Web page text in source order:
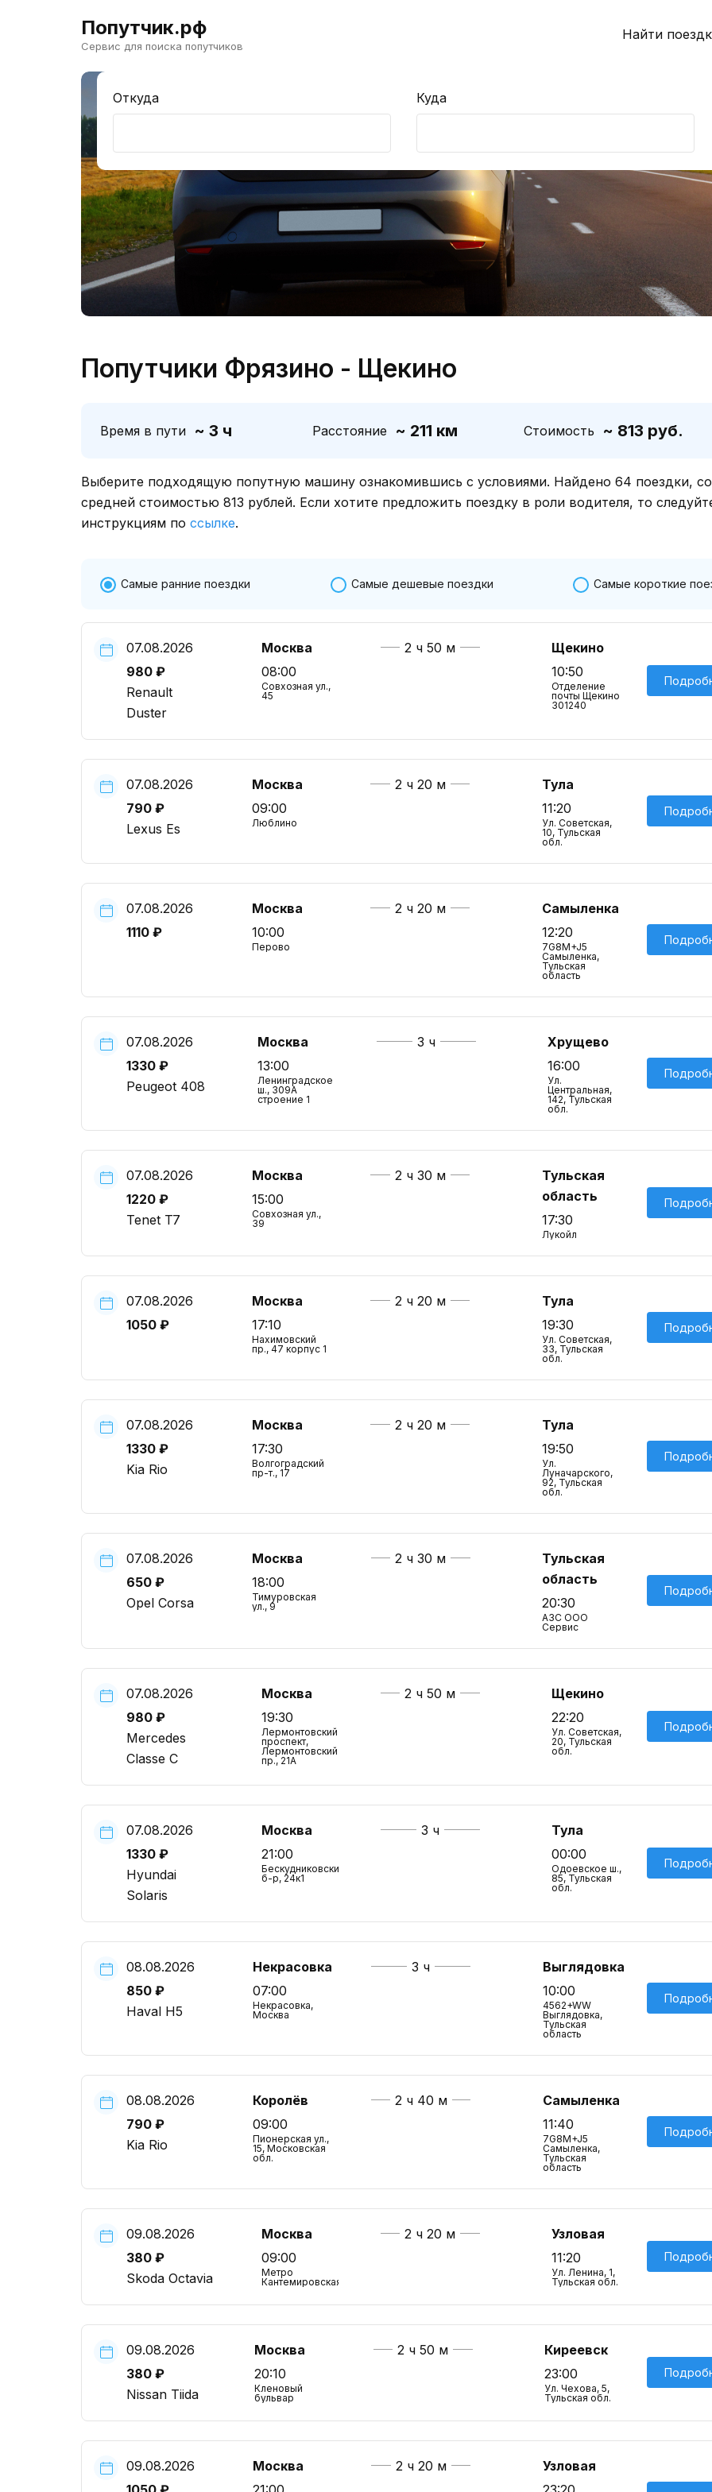
Попутчик.рф
Сервис для поиска попутчиков
Найти
Откуда Куда
Попутчики Фрязино - Щекино
Время в пути ~ 3 ч Расстояние ~ 211 км Стоимость ~ 813 руб.
Выберите подходящую попутную машину ознакомившись с условиями. Найдено 64 поездки, со
средней стоимостью 813 рублей. Если хотите предложить поездку в роли водителя, то
инструкциям по ссылке.
Самые ранние поездки Самые дешевые поездки Самые короткие
07.08.2026
980 ₽
Renault
Duster
Москва
08:00
Совхозная ул.,
45
2 ч 50 м
Щекино
10:50
Отделение
почты Щекино
301240
07.08.2026
790 ₽
Lexus Es
Москва
09:00
Люблино
2 ч 20 м
Тула
11:20
Ул. Советская,
10, Тульская
обл.
07.08.2026
1110 ₽
Москва
10:00
Перово
2 ч 20 м
Самыленка
12:20
7G8M+J5
Самыленка,
Тульская
область
07.08.2026
1330 ₽
Peugeot 408
Москва
13:00
Ленинградское
ш., 309А
строение 1
3 ч
Хрущево
16:00
Ул.
Центральная,
142, Тульская
обл.
07.08.2026
1220 ₽
Tenet T7
Москва
15:00
Совхозная ул.,
39
2 ч 30 м
Тульская
область
17:30
Лукойл
07.08.2026
1050 ₽
Москва
17:10
Нахимовский
пр., 47 корпус 1
2 ч 20 м
Тула
19:30
Ул. Советская,
33, Тульская
обл.
07.08.2026
1330 ₽
Kia Rio
Москва
17:30
Волгоградский
пр-т., 17
2 ч 20 м
Тула
19:50
Ул.
Луначарского,
92, Тульская
обл.
07.08.2026
650 ₽
Opel Corsa
Москва
18:00
Тимуровская
ул., 9
2 ч 30 м
Тульская
область
20:30
АЗС ООО
Сервис
07.08.2026
980 ₽
Mercedes
Classe C
Москва
19:30
Лермонтовский
проспект,
Лермонтовский
пр., 21А
2 ч 50 м
Щекино
22:20
Ул. Советская,
20, Тульская
обл.
07.08.2026
1330 ₽
Hyundai
Solaris
Москва
21:00
Бескудниковский
б-р, 24к1
3 ч
Тула
00:00
Одоевское ш.,
85, Тульская
обл.
08.08.2026
850 ₽
Haval H5
Некрасовка
07:00
Некрасовка,
Москва
3 ч
Выглядовка
10:00
4562+WW
Выглядовка,
Тульская
область
08.08.2026
790 ₽
Kia Rio
Королёв
09:00
Пионерская ул.,
15, Московская
обл.
2 ч 40 м
Самыленка
11:40
7G8M+J5
Самыленка,
Тульская
область
09.08.2026
380 ₽
Skoda Octavia
Москва
09:00
Метро
Кантемировская
2 ч 20 м
Узловая
11:20
Ул. Ленина, 1,
Тульская обл.
09.08.2026
380 ₽
Nissan Tiida
Москва
20:10
Кленовый
бульвар
2 ч 50 м
Киреевск
23:00
Ул. Чехова, 5,
Тульская обл.
09.08.2026
Москва
2 ч 20 м
Узловая